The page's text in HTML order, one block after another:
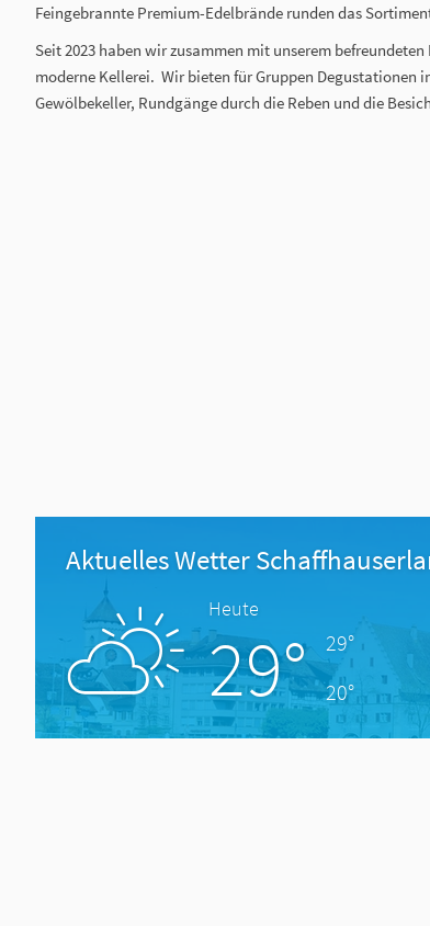
Feingebrannte Premium-Edelbrände runden das
Seit 2023 haben wir zusammen mit unserem
moderne Kellerei. Wir bieten für Gruppen Degustationen
Gewölbekeller, Rundgänge durch die Reben und die
Aktuelles Wetter
Heute
29°
29°
20°